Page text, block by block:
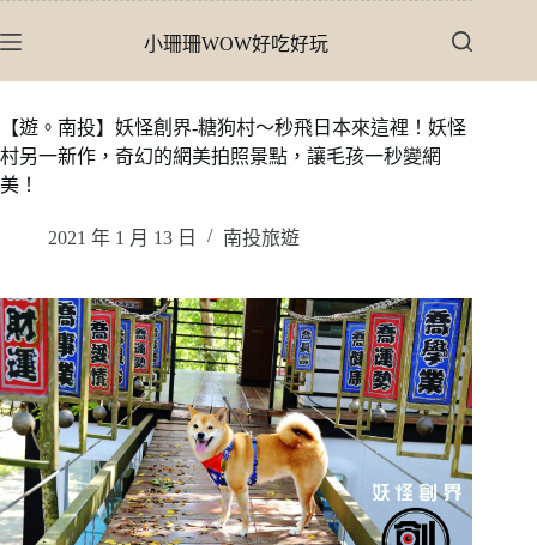
至
內
容
小珊珊WOW好吃好玩
【遊。南投】妖怪創界-糖狗村〜秒飛日本來這裡！妖怪
村另一新作，奇幻的網美拍照景點，讓毛孩一秒變網
美！
2021 年 1 月 13 日 南投旅遊